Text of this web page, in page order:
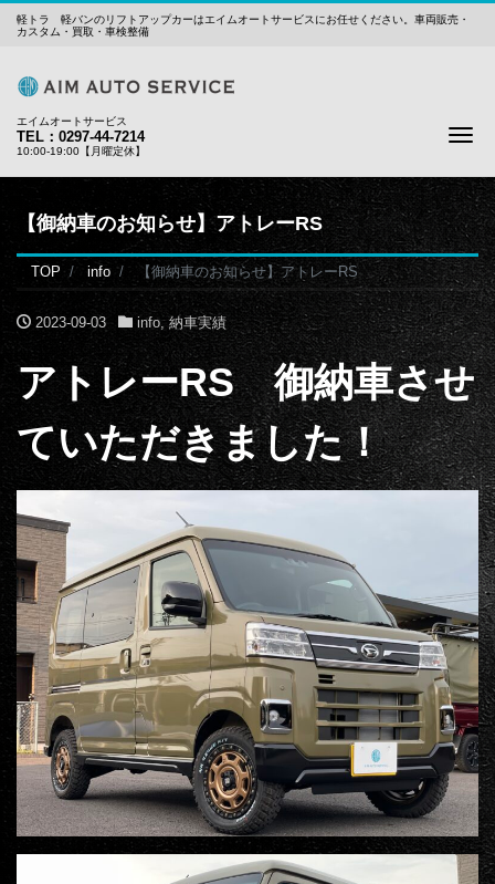
軽トラ 軽バンのリフトアップカーはエイムオートサービスにお任せください。車両販売・
カスタム・買取・車検整備
エイムオートサービス
TEL：0297-44-7214
10:00-19:00【月曜定休】
【御納車のお知らせ】アトレーRS
TOP info 【御納車のお知らせ】アトレーRS
2023-09-03 info,納車実績
アトレーRS 御納車させ
ていただきました！